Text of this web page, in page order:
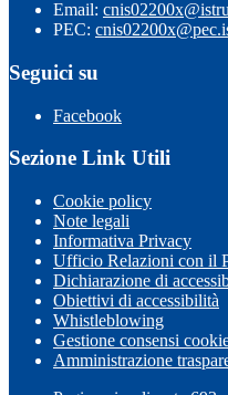
Email:
PEC:
Seguici su
Facebook
Sezione Link Utili
Cookie policy
Note legali
Informativa Privacy
Ufficio Relazioni con il
Dichiarazione di
Obiettivi di accessibilità
Whistleblowing
Gestione consensi
Amministrazione